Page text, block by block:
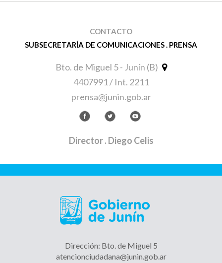
CONTACTO
SUBSECRETARÍA DE COMUNICACIONES . PRENSA
Bto. de Miguel 5 - Junín (B)
4407991 / Int. 2211
prensa@junin.gob.ar
Director. Diego Celis
Dirección: Bto. de Miguel 5
atencionciudadana@junin.gob.ar